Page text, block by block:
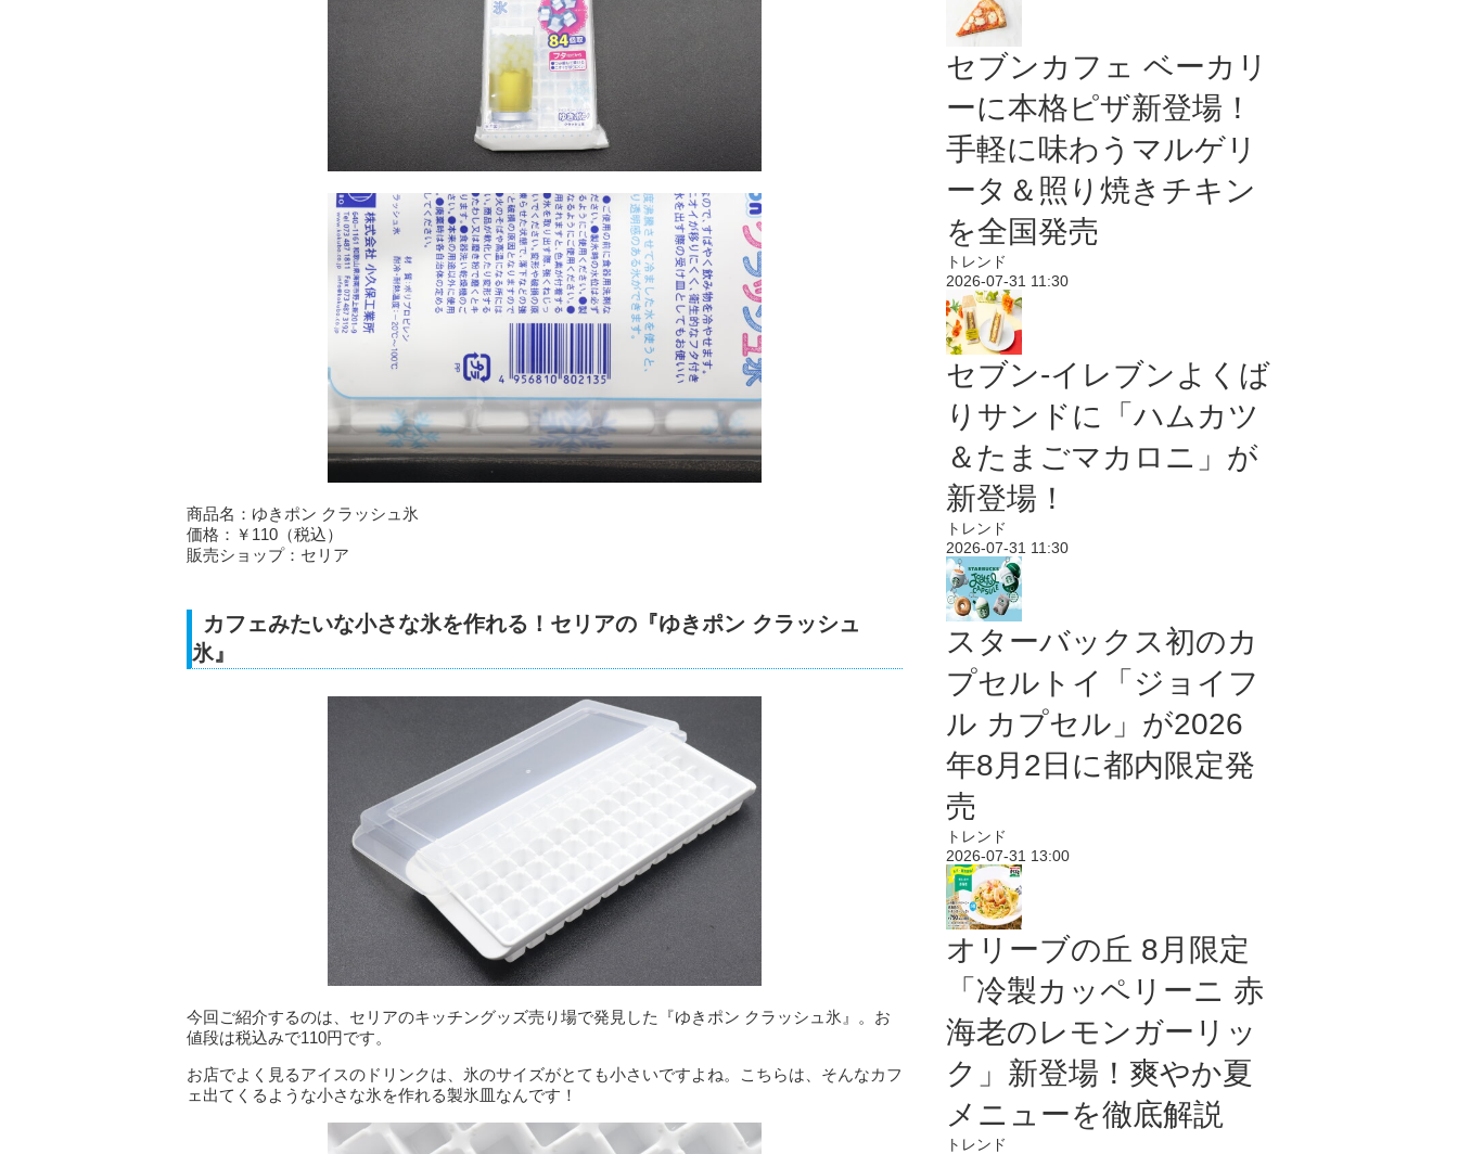
商品名：ゆきポン クラッシュ氷
価格：￥110（税込）
販売ショップ：セリア
カフェみたいな小さな氷を作れる！セリアの『ゆきポン クラッシュ
氷』
今回ご紹介するのは、セリアのキッチングッズ売り場で発見した『ゆきポン クラッシュ氷』。お
値段は税込みで110円です。
お店でよく見るアイスのドリンクは、氷のサイズがとても小さいですよね。こちらは、そんなカフ
ェ出てくるような小さな氷を作れる製氷皿なんです！
セブンカフェ ベーカリ
ーに本格ピザ新登場！
手軽に味わうマルゲリ
ータ＆照り焼きチキン
を全国発売
トレンド
2026-07-31 11:30
セブン‐イレブンよくば
りサンドに「ハムカツ
＆たまごマカロニ」が
新登場！
トレンド
2026-07-31 11:30
スターバックス初のカ
プセルトイ「ジョイフ
ル カプセル」が2026
年8月2日に都内限定発
売
トレンド
2026-07-31 13:00
オリーブの丘 8月限定
「冷製カッペリーニ 赤
海老のレモンガーリッ
ク」新登場！爽やか夏
メニューを徹底解説
トレンド